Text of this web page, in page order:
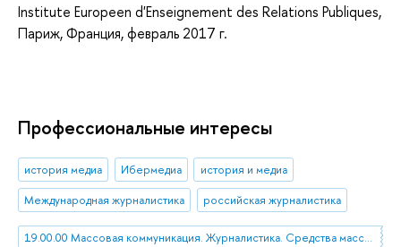
Institute Europeen d'Enseignement des Relations Publiques,
Париж, Франция, февраль 2017 г.
Профессиональные интересы
история медиа Ибермедиа
история и медиа
Международная журналистика
российская журналистика
19.00.00 Массовая коммуникация. Журналистика. Средства массовой информации